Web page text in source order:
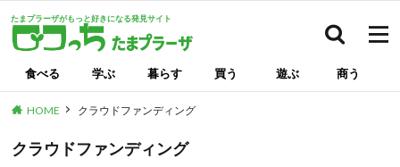
たまプラーザがもっと好きになる発見サイト
食べる 学ぶ 暮らす 買う 遊ぶ 商う
HOME クラウドファンディング
クラウドファンディング